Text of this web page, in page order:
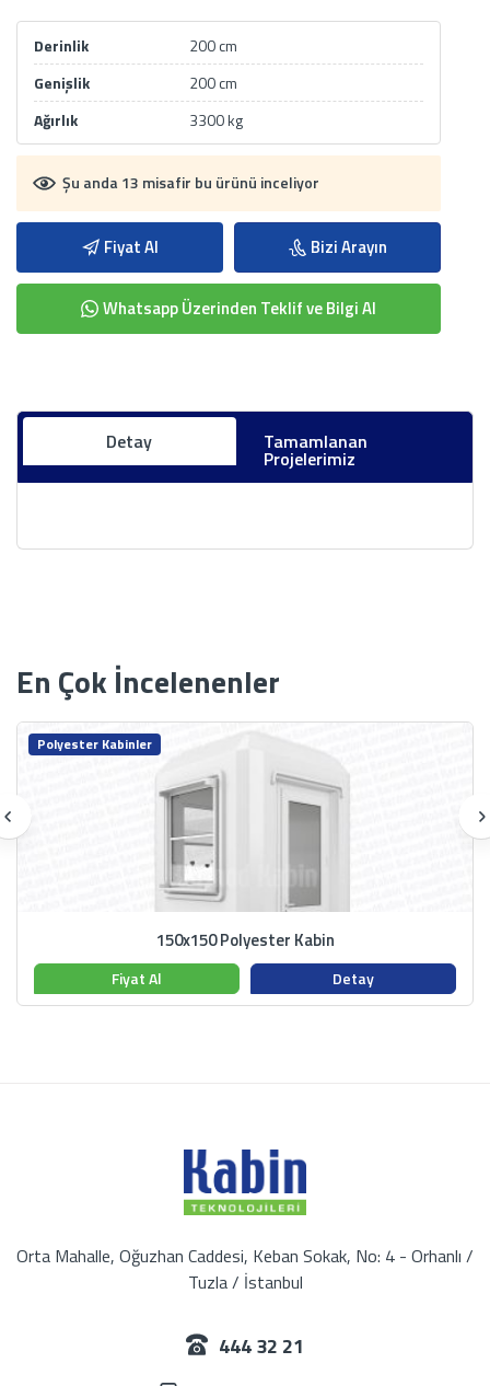
Derinlik
200 cm
Genişlik
200 cm
Ağırlık
3300 kg
Şu anda 13 misafir bu ürünü inceliyor
Fiyat Al Bizi Arayın
Whatsapp Üzerinden Teklif ve Bilgi Al
Detay Tamamlanan
Projelerimiz
En Çok İncelenenler
Polyester Kabinler
150x150 Polyester Kabin
Fiyat Al Detay
Orta Mahalle, Oğuzhan Caddesi, Keban Sokak, No: 4 - Orhanlı /
Tuzla / İstanbul
444 32 21